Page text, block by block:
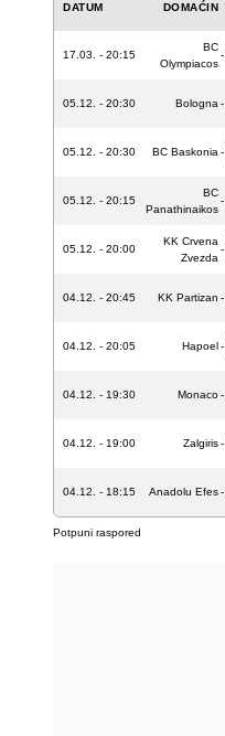
DATUM DOMAĆIN
17.03. - 20:15
BC
Olympiacos
-
05.12. - 20:30 Bologna -
05.12. - 20:30 BC Baskonia -
05.12. - 20:15
BC
Panathinaikos
-
05.12. - 20:00
KK Crvena
Zvezda
-
04.12. - 20:45 KK Partizan -
04.12. - 20:05 Hapoel-
04.12. - 19:30 Monaco-
04.12. - 19:00 Zalgiris-
04.12. - 18:15 Anadolu Efes-
Potpuni raspored